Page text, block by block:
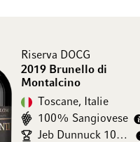
Riserva DOCG
2019 Brunello di
Montalcino
Toscane, Italie
100% Sangiovese
Jeb Dunnuck 100/100